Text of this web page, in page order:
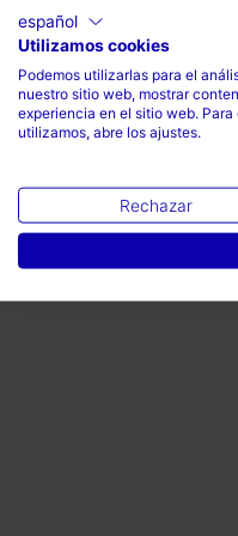
español
Utilizamos cookies
Podemos utilizarlas para el
nuestro sitio web, mostrar
experiencia en el sitio web.
utilizamos, abre los ajustes.
Rechazar